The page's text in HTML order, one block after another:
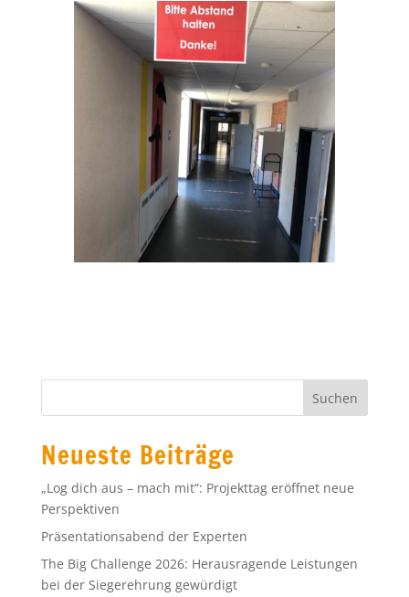
Neueste Beiträge
„Log dich aus – mach mit“: Projekttag eröffnet neue
Perspektiven
Präsentationsabend der Experten
The Big Challenge 2026: Herausragende Leistungen
bei der Siegerehrung gewürdigt